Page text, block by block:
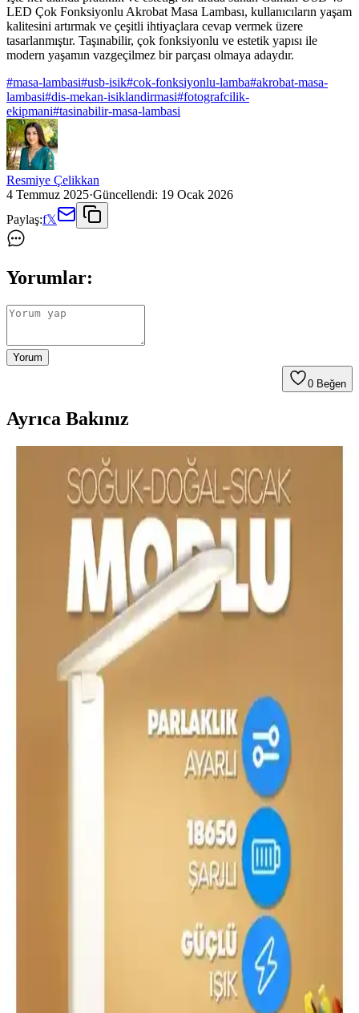
LED Çok Fonksiyonlu Akrobat Masa Lambası, kullanıcıların yaşam
kalitesini artırmak ve çeşitli ihtiyaçlara cevap vermek üzere
tasarlanmıştır. Taşınabilir, çok fonksiyonlu ve estetik yapısı ile
modern yaşamın vazgeçilmez bir parçası olmaya adaydır.
#masa-lambasi#usb-isik#cok-fonksiyonlu-lamba#akrobat-masa-
lambasi#dis-mekan-isiklandirmasi#fotografcilik-
ekipmani#tasinabilir-masa-lambasi
Resmiye Çelikkan
4 Temmuz 2025·Güncellendi: 19 Ocak 2026
Paylaş:f𝕏
Yorumlar:
Yorum
0 Beğen
Ayrıca Bakınız
Sıcak Renk Tonlu ve Dolaylı Aydınlatmalı Masa
Lambası Seçimi İçin Kapsamlı Rehber
Sıcak renk tonu ve dolaylı aydınlatma sunan masa lambaları, göz
yorgunluğunu azaltır ve çalışma alanını homojen aydınlatır. Ampul
özellikleri ve tasarım, verimliliği artırır.
Yatak Odası ve Masa Lambası Abajur
Karşılaştırması: Malzeme, Tasarım ve Kullanıcı
Yorumları
İki farklı yatak odası abajuru ve masa lambası modelinin malzeme,
boyut, kullanım alanı ve kullanıcı geri bildirimleri detaylı şekilde
analiz edilerek, en uygun seçim için rehberlik sağlar.
Cata CT-8435 Oslo Şarjlı Masa Lambası: Üç Renk
Cata CT-8435 Oslo Şarjlı Masa Lambası, bronz tonlu demir gövde
ile şık bir masaüstü aydınlatması sunar. Üç renk modu
(3200K/4000K/6400K) ve dokunmalı üç kademeli karartma ile
esnek ışık ayarı sağlar; dahili 1800 mAh pil, USB çıkışı ve 100 cm
Avec ve Cata Spiralli Masa Lambası
Karşılaştırması: Tasarım, Fonksiyon ve Kullanıcı
İşte Avec ve Cata Spiralli masa lambalarının tasarımı, kullanım
kolaylığı ve kullanıcı memnuniyetleriyle detaylı karşılaştırması.
Hangi model ihtiyaçlarınıza uygun?
Ack ve Cata Şarjlı Masa Lambası Karşılaştırması:
Tasarım, Özellikler ve Kullanıcı Yorumları